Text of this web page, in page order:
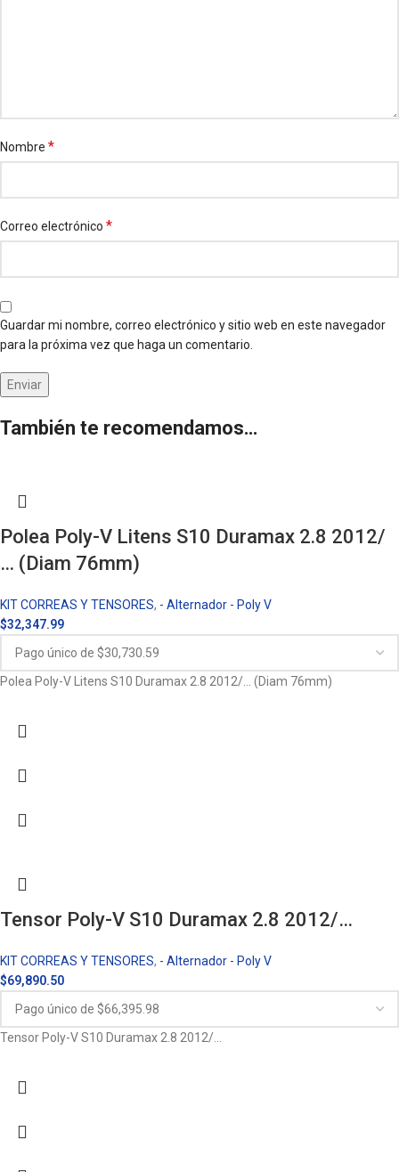
Nombre *
Correo electrónico *
Guardar mi nombre, correo electrónico y sitio web en este navegador
para la próxima vez que haga un comentario.
También te recomendamos…
Polea Poly-V Litens S10 Duramax 2.8 2012/
… (Diam 76mm)
KIT CORREAS Y TENSORES, - Alternador - Poly V
$32,347.99
Polea Poly-V Litens S10 Duramax 2.8 2012/… (Diam 76mm)
Tensor Poly-V S10 Duramax 2.8 2012/…
KIT CORREAS Y TENSORES, - Alternador - Poly V
$69,890.50
Tensor Poly-V S10 Duramax 2.8 2012/…